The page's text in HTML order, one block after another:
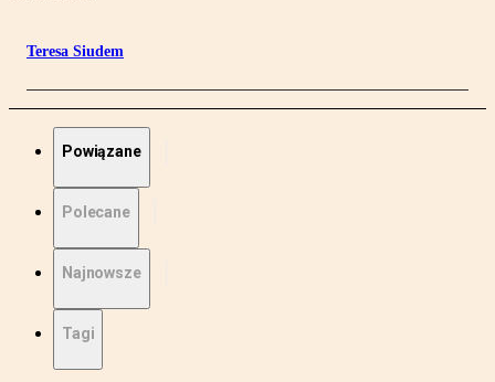
Teresa Siudem
Powiązane
Polecane
Najnowsze
Tagi